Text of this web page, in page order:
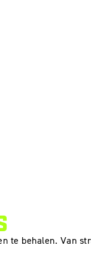
te behalen. Van